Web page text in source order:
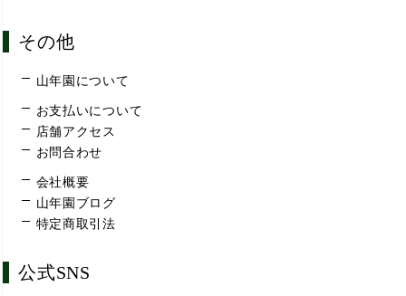
その他
山年園について
お支払いについて
店舗アクセス
お問合わせ
会社概要
山年園ブログ
特定商取引法
公式SNS